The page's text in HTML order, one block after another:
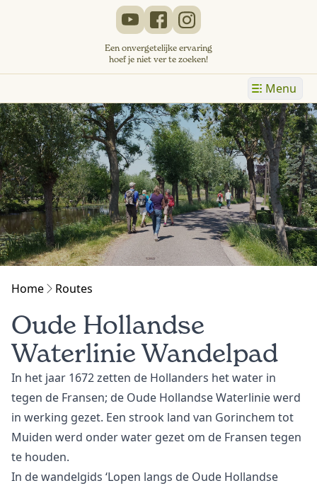
Een onvergetelijke ervaring
hoef je niet ver te zoeken!
Menu
Home Routes
Oude Hollandse
Waterlinie Wandelpad
In het jaar 1672 zetten de Hollanders het water in
tegen de Fransen; de Oude Hollandse Waterlinie werd
in werking gezet. Een strook land van Gorinchem tot
Muiden werd onder water gezet om de Fransen tegen
te houden.
In de wandelgids ‘Lopen langs de Oude Hollandse